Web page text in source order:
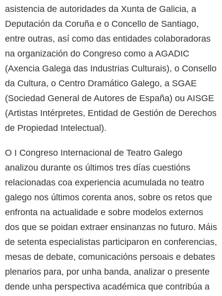
asistencia de autoridades da Xunta de Galicia, a
Deputación da Coruña e o Concello de Santiago,
entre outras, así como das entidades colaboradoras
na organización do Congreso como a AGADIC
(Axencia Galega das Industrias Culturais), o Consello
da Cultura, o Centro Dramático Galego, a SGAE
(Sociedad General de Autores de España) ou AISGE
(Artistas Intérpretes, Entidad de Gestión de Derechos
de Propiedad Intelectual).
O I Congreso Internacional de Teatro Galego
analizou durante os últimos tres días cuestións
relacionadas coa experiencia acumulada no teatro
galego nos últimos corenta anos, sobre os retos que
enfronta na actualidade e sobre modelos externos
dos que se poidan extraer ensinanzas no futuro. Máis
de setenta especialistas participaron en conferencias,
mesas de debate, comunicacións persoais e debates
plenarios para, por unha banda, analizar o presente
dende unha perspectiva académica que contribúa a